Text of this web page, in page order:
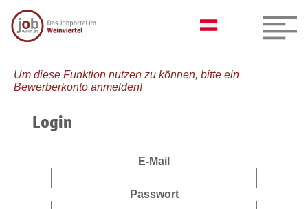
Um diese Funktion nutzen zu können, bitte ein
Bewerberkonto anmelden!
Login
E-Mail
Passwort